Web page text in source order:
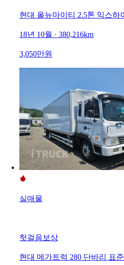
현대 올뉴마이티 2.5톤 익스하
18년 10월 · 380,216km
3,050만원
실매물
헛걸음보상
현대 메가트럭 280 단바리 표